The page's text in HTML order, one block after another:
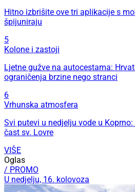
Hitno izbrišite ove tri aplikacije s
špijuniraju
5
Kolone i zastoji
Ljetne gužve na autocestama:
ograničenja brzine nego stranci
6
Vrhunska atmosfera
Svi putevi u nedjelju vode u
čast sv. Lovre
VIŠE
Oglas
/ PROMO
U nedjelju, 16. kolovoza